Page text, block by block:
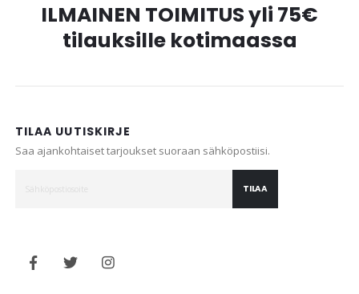
ILMAINEN TOIMITUS yli 75€
tilauksille kotimaassa
TILAA UUTISKIRJE
Saa ajankohtaiset tarjoukset suoraan sähköpostiisi.
TILAA